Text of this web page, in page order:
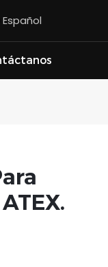
Español